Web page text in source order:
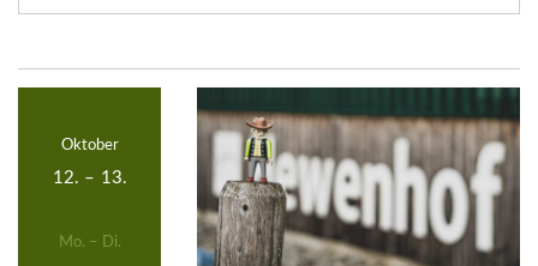
12. – 13.
Oktober
Mo. – Di.